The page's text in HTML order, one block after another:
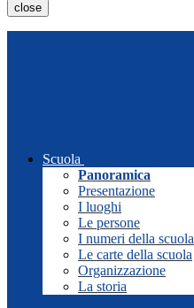
close
Scuola
Panoramica
Presentazione
I luoghi
Le persone
I numeri della scuola
Le carte della scuola
Organizzazione
La storia